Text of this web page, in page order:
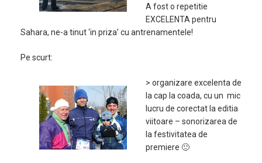
A fost o repetitie
EXCELENTA pentru
Sahara, ne-a tinut ‘in priza’ cu antrenamentele!
Pe scurt:
> organizare excelenta de
la cap la coada, cu un mic
lucru de corectat la editia
viitoare – sonorizarea de
la festivitatea de
premiere 🙂